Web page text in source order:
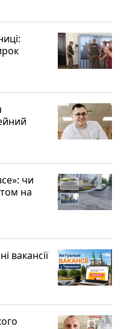
чи
на
вакансії